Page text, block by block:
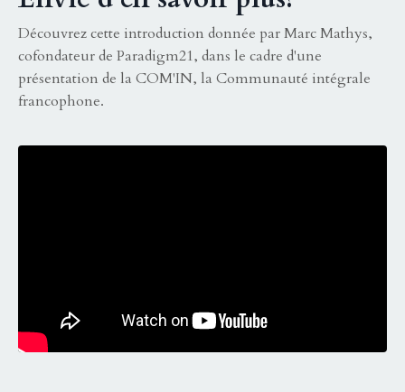
Découvrez cette introduction donnée par Marc Mathys,
cofondateur de Paradigm21, dans le cadre d'une
présentation de la COM'IN, la Communauté intégrale
francophone.